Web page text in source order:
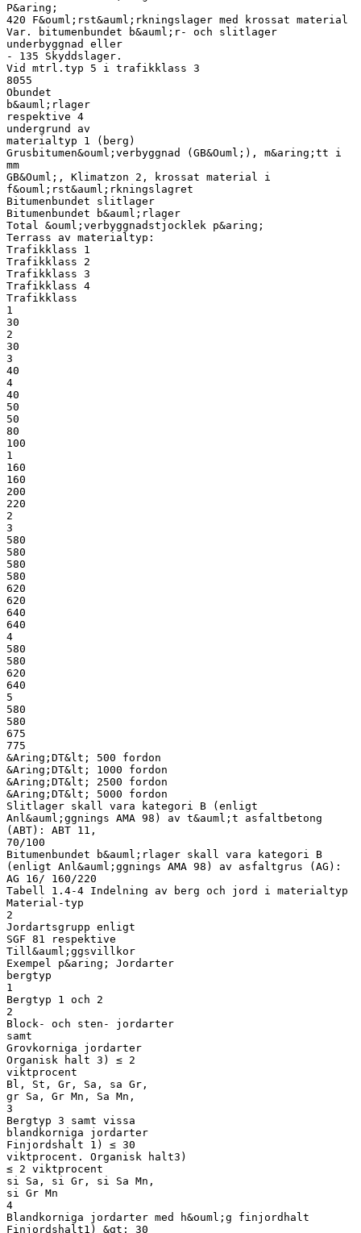
P&aring;
420 F&ouml;rst&auml;rkningslager med krossat material
Var. bitumenbundet b&auml;r- och slitlager
underbyggnad eller
- 135 Skyddslager.
Vid mtrl.typ 5 i trafikklass 3
8055
Obundet
b&auml;rlager
respektive 4
undergrund av
materialtyp 1 (berg)
Grusbitumen&ouml;verbyggnad (GB&Ouml;), m&aring;tt i
mm
GB&Ouml;, Klimatzon 2, krossat material i
f&ouml;rst&auml;rkningslagret
Bitumenbundet slitlager
Bitumenbundet b&auml;rlager
Total &ouml;verbyggnadstjocklek p&aring;
Terrass av materialtyp:
Trafikklass 1
Trafikklass 2
Trafikklass 3
Trafikklass 4
Trafikklass
1
30
2
30
3
40
4
40
50
50
80
100
1
160
160
200
220
2
3
580
580
580
580
620
620
640
640
4
580
580
620
640
5
580
580
675
775
&Aring;DT&lt; 500 fordon
&Aring;DT&lt; 1000 fordon
&Aring;DT&lt; 2500 fordon
&Aring;DT&lt; 5000 fordon
Slitlager skall vara kategori B (enligt
Anl&auml;ggnings AMA 98) av t&auml;t asfaltbetong
(ABT): ABT 11,
70/100
Bitumenbundet b&auml;rlager skall vara kategori B
(enligt Anl&auml;ggnings AMA 98) av asfaltgrus (AG):
AG 16/ 160/220
Tabell 1.4-4 Indelning av berg och jord i materialtyp
Material-typ
2
Jordartsgrupp enligt
SGF 81 respektive
Till&auml;ggsvillkor
Exempel p&aring; Jordarter
bergtyp
1
Bergtyp 1 och 2
2
Block- och sten- jordarter
samt
Grovkorniga jordarter
Organisk halt 3) ≤ 2
viktprocent
Bl, St, Gr, Sa, sa Gr,
gr Sa, Gr Mn, Sa Mn,
3
Bergtyp 3 samt vissa
blandkorniga jordarter
Finjordshalt 1) ≤ 30
viktprocent. Organisk halt3)
≤ 2 viktprocent
si Sa, si Gr, si Sa Mn,
si Gr Mn
4
Blandkorniga jordarter med h&ouml;g finjordhalt
Finjordshalt1) &gt; 30